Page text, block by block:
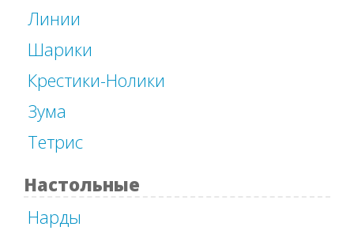
Линии
Шарики
Крестики-Нолики
Зума
Тетрис
Настольные
Нарды